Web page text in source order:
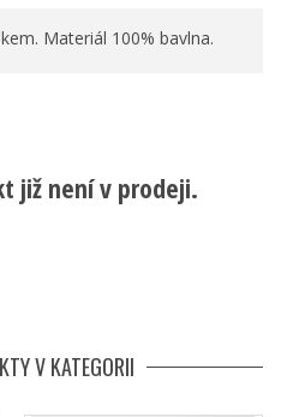
Materiál 100% bavlna.
již není v prodeji.
V KATEGORII